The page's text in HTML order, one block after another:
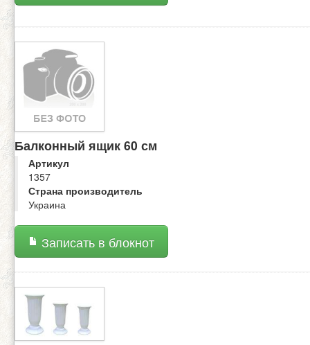
Балконный ящик 60 см
Артикул
1357
Страна производитель
Украина
Записать в блокнот